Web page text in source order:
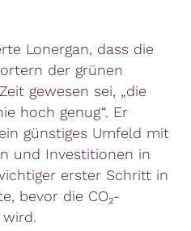
Lonergan, dass die
der grünen
gewesen sei, „die
hoch genug“. Er
günstiges Umfeld mit
und Investitionen in
erster Schritt in
bevor die CO₂-